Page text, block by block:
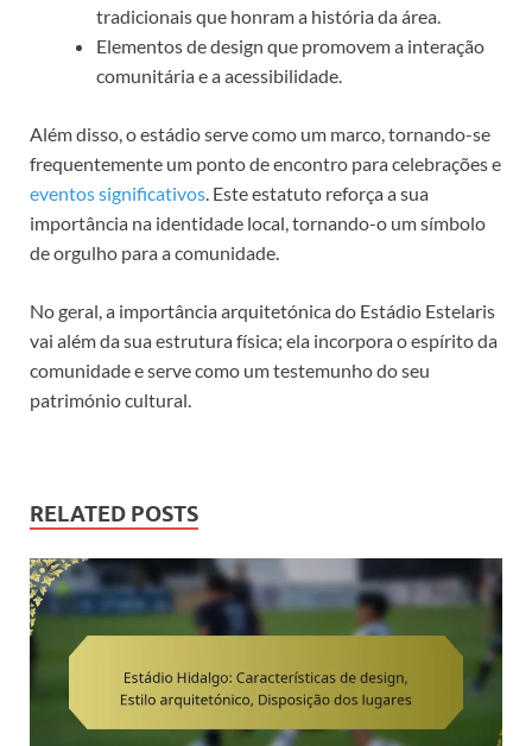
tradicionais que honram a história da área.
Elementos de design que promovem a interação
comunitária e a acessibilidade.
Além disso, o estádio serve como um marco, tornando-se
frequentemente um ponto de encontro para celebrações e
eventos significativos. Este estatuto reforça a sua
importância na identidade local, tornando-o um símbolo
de orgulho para a comunidade.
No geral, a importância arquitetónica do Estádio Estelaris
vai além da sua estrutura física; ela incorpora o espírito da
comunidade e serve como um testemunho do seu
património cultural.
RELATED POSTS